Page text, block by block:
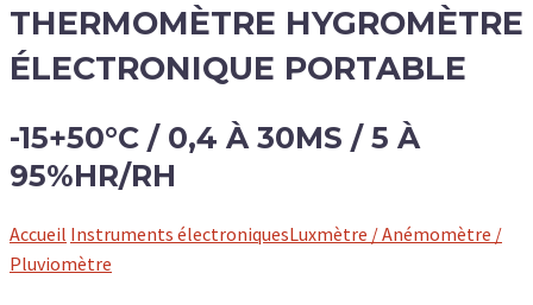
THERMOMÈTRE HYGROMÈTRE
ÉLECTRONIQUE PORTABLE
-15+50°C / 0,4 À 30MS / 5 À
95%HR/RH
Accueil Instruments électroniquesLuxmètre / Anémomètre /
Pluviomètre